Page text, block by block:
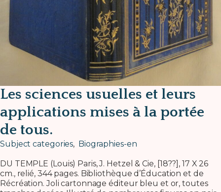
Les sciences usuelles et leurs
applications mises à la portée
de tous.
Subject categories, Biographies-en
DU TEMPLE (Louis) Paris, J. Hetzel & Cie, [18??], 17 X 26
cm., relié, 344 pages. Bibliothèque d’Éducation et de
Récréation. Joli cartonnage éditeur bleu et or, toutes